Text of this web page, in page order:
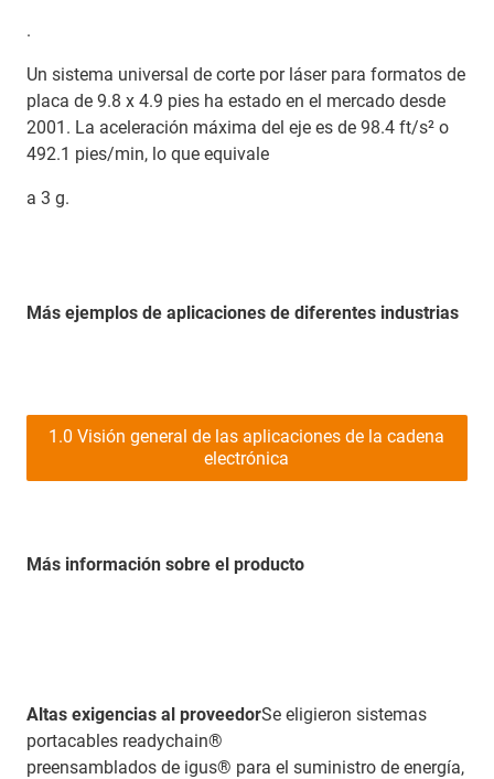
.
Un sistema universal de corte por láser para formatos de
placa de 9.8 x 4.9 pies ha estado en el mercado desde
2001. La aceleración máxima del eje es de 98.4 ft/s² o
492.1 pies/min, lo que equivale
a 3 g.
Más ejemplos de aplicaciones de diferentes industrias
1.0 Visión general de las aplicaciones de la cadena
electrónica
Más información sobre el producto
Altas exigencias al proveedorSe eligieron sistemas
portacables readychain®
preensamblados de igus® para el suministro de energía,